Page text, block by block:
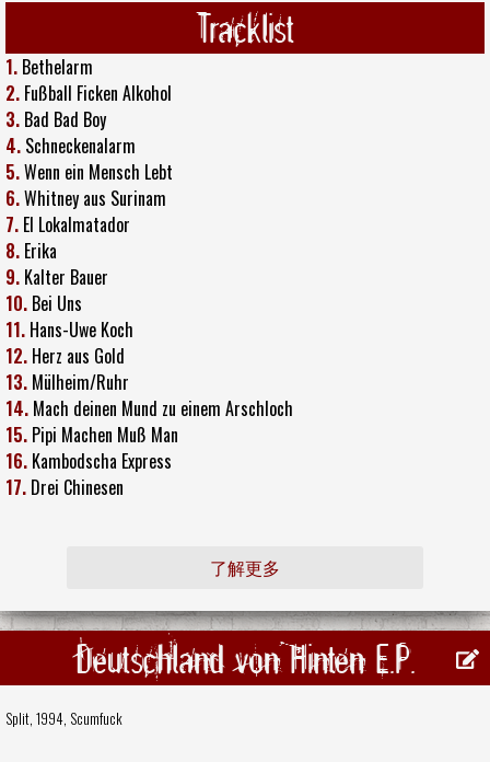
Tracklist
1. Bethelarm
2. Fußball Ficken Alkohol
3. Bad Bad Boy
4. Schneckenalarm
5.Wenn ein Mensch Lebt
6.Whitney aus Surinam
7. El Lokalmatador
8. Erika
9. Kalter Bauer
10. Bei Uns
11. Hans-Uwe Koch
12. Herz aus Gold
13. Mülheim/Ruhr
14. Mach deinen Mund zu einem Arschloch
15. Pipi Machen Muß Man
16. Kambodscha Express
17. Drei Chinesen
了解更多
Deutschland von Hinten E.P.
Split, 1994, Scumfuck